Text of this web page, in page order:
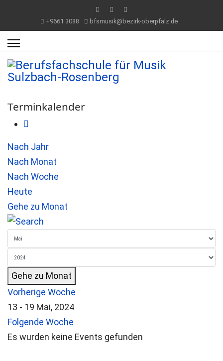
+9661 3088 bfsmusik@bezirk-oberpfalz.de
Terminkalender
Nach Jahr
Nach Monat
Nach Woche
Heute
Gehe zu Monat
Gehe zu Monat
Vorherige Woche
13 - 19 Mai, 2024
Folgende Woche
Es wurden keine Events gefunden